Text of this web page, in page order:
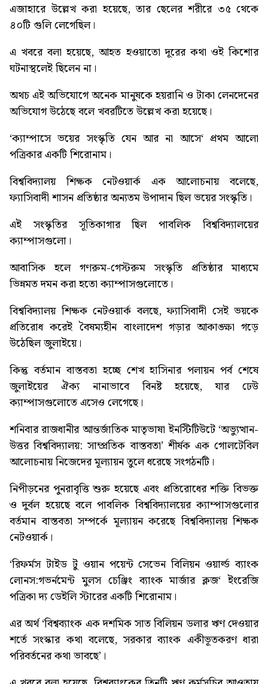
এজাহারে উল্লেখ করা হয়েছে, তার ছেলের শরীরে ৩৫ থেকে
৪০টি গুলি লেগেছিল।
এ খবরে বলা হয়েছে, আহত হওয়াতো দূরের কথা ওই কিশোর
ঘটনাস্থলেই ছিলেন না।
অথচ এই অভিযোগে অনেক মানুষকে হয়রানি ও টাকা লেনদেনের
অভিযোগ উঠেছে বলে খবরটিতে উল্লেখ করা হয়েছে।
‘ক্যাম্পাসে ভয়ের সংস্কৃতি যেন আর না আসে‘ প্রথম আলো
পত্রিকার একটি শিরোনাম।
বিশ্ববিদ্যালয় শিক্ষক নেটওয়ার্ক এক আলোচনায় বলেছে,
ফ্যাসিবাদী শাসন প্রতিষ্ঠার অন্যতম উপাদান ছিল ভয়ের সংস্কৃতি।
এই সংস্কৃতির সূতিকাগার ছিল পাবলিক বিশ্ববিদ্যালয়ের
ক্যাম্পাসগুলো।
আবাসিক হলে গণরুম-গেস্টরুম সংস্কৃতি প্রতিষ্ঠার মাধ্যমে
ভিন্নমত দমন করা হতো ক্যাম্পাসগুলোতে।
বিশ্ববিদ্যালয় শিক্ষক নেটওয়ার্ক বলছে, ফ্যাসিবাদী সেই ভয়কে
প্রতিরোধ করেই বৈষম্যহীন বাংলাদেশ গড়ার আকাঙ্ক্ষা গড়ে
উঠেছিল জুলাইয়ে।
কিন্তু বর্তমান বাস্তবতা হচ্ছে শেখ হাসিনার পলায়ন পর্ব শেষে
জুলাইয়ের ঐক্য নানাভাবে বিনষ্ট হয়েছে, যার ঢেউ
ক্যাম্পাসগুলোতে এসেও লেগেছে।
শনিবার রাজধানীর আন্তর্জাতিক মাতৃভাষা ইনস্টিটিউটে ‘অভ্যুত্থান-
উত্তর বিশ্ববিদ্যালয়: সাম্প্রতিক বাস্তবতা’ শীর্ষক এক গোলটেবিল
আলোচনায় নিজেদের মূল্যায়ন তুলে ধরেছে সংগঠনটি।
নিপীড়নের পুনরাবৃত্তি শুরু হয়েছে এবং প্রতিরোধের শক্তি বিভক্ত
ও দুর্বল হয়েছে বলে পাবলিক বিশ্ববিদ্যালয়ের ক্যাম্পাসগুলোর
বর্তমান বাস্তবতা সম্পর্কে মূল্যায়ন করেছে বিশ্ববিদ্যালয় শিক্ষক
নেটওয়ার্ক।
‘রিফর্মস টাইড টু ওয়ান পয়েন্ট সেভেন বিলিয়ন ওয়ার্ল্ড ব্যাংক
লোনস:গভর্নমেন্ট মুলস চেঞ্জিং ব্যাংক মার্জার ক্লজ‘ ইংরেজি
পত্রিকা দ্য ডেইলি স্টারের একটি শিরোনাম।
এর অর্থ ‘বিশ্বব্যাংক এক দশমিক সাত বিলিয়ন ডলার ঋণ দেওয়ার
শর্তে সংস্কার কথা বলেছে, সরকার ব্যাংক একীভূতকরণ ধারা
পরিবর্তনের কথা ভাবছে’।